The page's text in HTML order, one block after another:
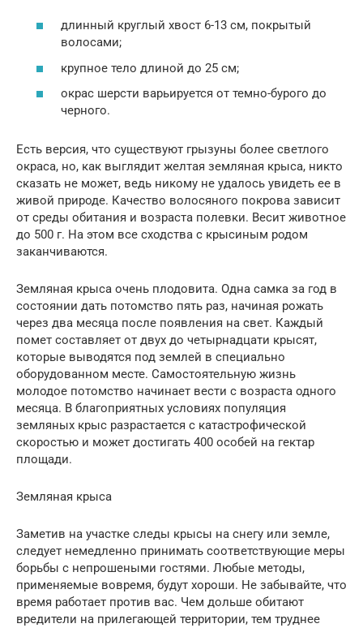
длинный круглый хвост 6-13 см, покрытый
волосами;
крупное тело длиной до 25 см;
окрас шерсти варьируется от темно-бурого до
черного.
Есть версия, что существуют грызуны более светлого
окраса, но, как выглядит желтая земляная крыса, никто
сказать не может, ведь никому не удалось увидеть ее в
живой природе. Качество волосяного покрова зависит
от среды обитания и возраста полевки. Весит животное
до 500 г. На этом все сходства с крысиным родом
заканчиваются.
Земляная крыса очень плодовита. Одна самка за год в
состоянии дать потомство пять раз, начиная рожать
через два месяца после появления на свет. Каждый
помет составляет от двух до четырнадцати крысят,
которые выводятся под землей в специально
оборудованном месте. Самостоятельную жизнь
молодое потомство начинает вести с возраста одного
месяца. В благоприятных условиях популяция
земляных крыс разрастается с катастрофической
скоростью и может достигать 400 особей на гектар
площади.
Земляная крыса
Заметив на участке следы крысы на снегу или земле,
следует немедленно принимать соответствующие меры
борьбы с непрошеными гостями. Любые методы,
применяемые вовремя, будут хороши. Не забывайте, что
время работает против вас. Чем дольше обитают
вредители на прилегающей территории, тем труднее